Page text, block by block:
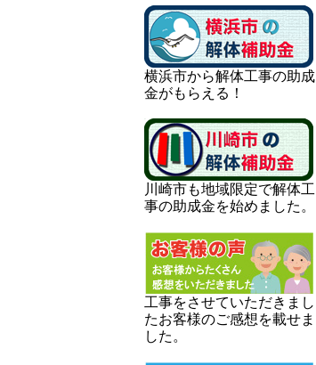
横浜市から解体工事の助成
金がもらえる！
川崎市も地域限定で解体工
事の助成金を始めました。
工事をさせていただきまし
たお客様のご感想を載せま
した。